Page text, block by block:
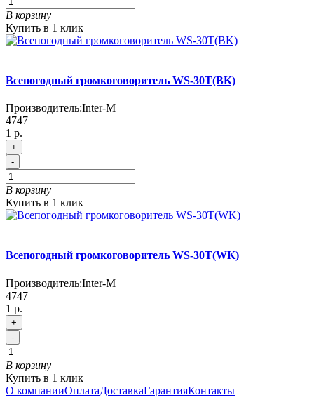
В корзину
Купить в 1 клик
Всепогодный громкоговоритель WS-30T(BK)
Производитель:Inter-M
4747
1 р.
+
-
В корзину
Купить в 1 клик
Всепогодный громкоговоритель WS-30T(WK)
Производитель:Inter-M
4747
1 р.
+
-
В корзину
Купить в 1 клик
О компанииОплатаДоставкаГарантияКонтакты